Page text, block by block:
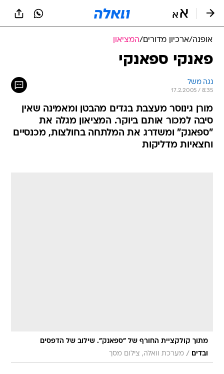
אופנה/ארכיון מדורים/המציאון
פאנקי ספאנקי
נגה משל
17.2.2005 / 8:35
מורן גינוסר מעצבת בגדים מהבטן ומאמינה שאין
סיבה למכור אותם ביוקר. המציאון מגלה את
"ספאנק" ומשדרג את המלתחה בחולצות, מכנסיים
וחצאיות מדליקות
מתוך קולקציית החורף של "ספאנק". שילוב של הדפסים
ובדים
/ מערכת וואלה, צילום מסך